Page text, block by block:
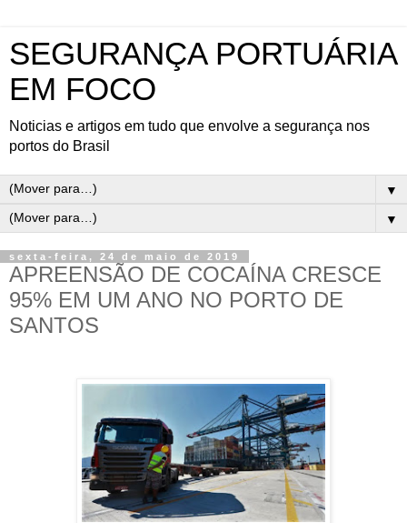
SEGURANÇA PORTUÁRIA
EM FOCO
Noticias e artigos em tudo que envolve a segurança nos
portos do Brasil
▼
▼
sexta-feira, 24 de maio de 2019
APREENSÃO DE COCAÍNA CRESCE
95% EM UM ANO NO PORTO DE
SANTOS